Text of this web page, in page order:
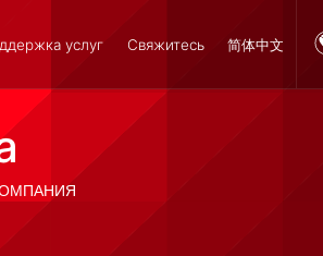
услуг Свяжитесь 简体中文